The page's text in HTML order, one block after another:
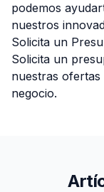
podemos
nuestros
Solicita un
Solicita un
nuestras ofertas
negocio.